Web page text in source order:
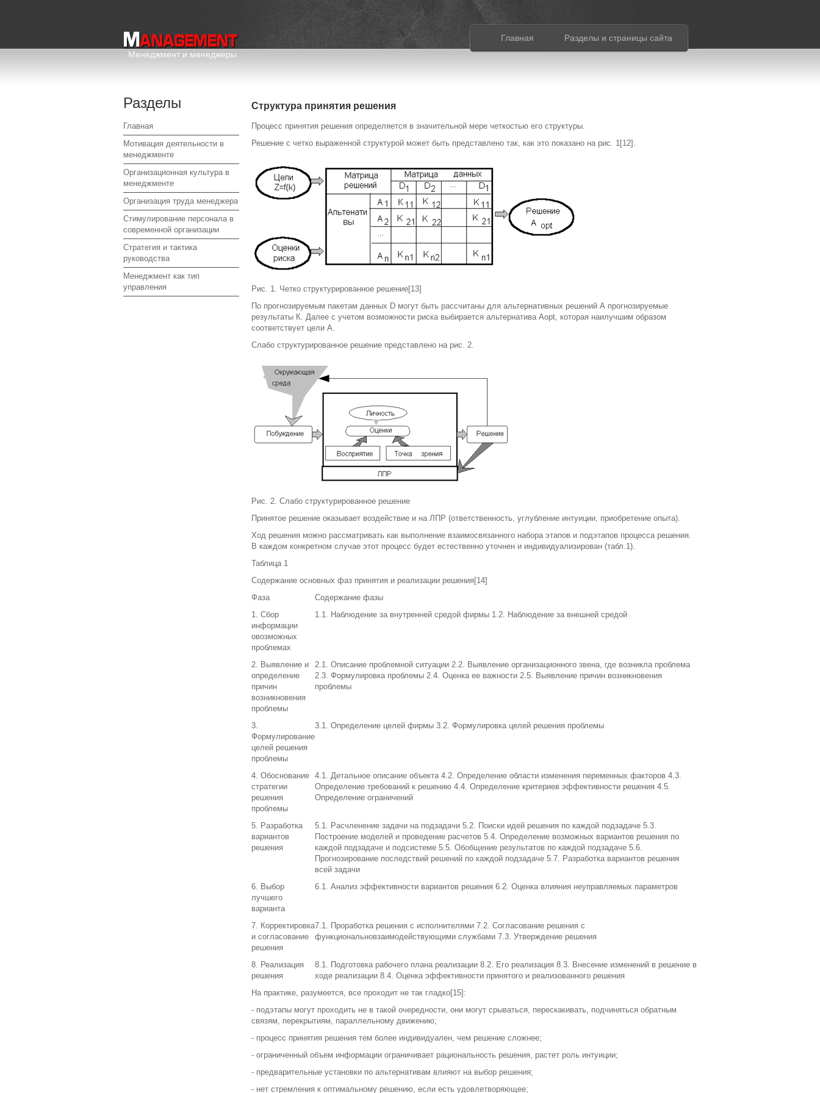
Менеджмент и менеджеры
Главная Разделы и страницы сайта
Разделы
Главная
Мотивация деятельности в
менеджменте
Организационная культура в
менеджменте
Организация труда менеджера
Стимулирование персонала в
современной организации
Стратегия и тактика
руководства
Менеджмент как тип
управления
Структура принятия решения
Процесс принятия решения определяется в значительной мере четкостью его структуры.
Решение с четко выраженной структурой может быть представлено так, как это показано на рис. 1[12].
Рис. 1. Четко структурированное решение[13]
По прогнозируемым пакетам данных D могут быть рассчитаны для альтернативных решений А прогнозируемые
результаты К. Далее с учетом возможности риска выбирается альтернатива Aopt, которая наилучшим образом
соответствует цели А.
Слабо структурированное решение представлено на рис. 2.
Рис. 2. Слабо структурированное решение
Принятое решение оказывает воздействие и на ЛПР (ответственность, углубление интуиции, приобретение опыта).
Ход решения можно рассматривать как выполнение взаимосвязанного набора этапов и подэтапов процесса решения.
В каждом конкретном случае этот процесс будет естественно уточнен и индивидуализирован (табл.1).
Таблица 1
Содержание основных фаз принятия и реализации решения[14]
Фаза
Содержание фазы
1. Сбор
информации
овозможных
проблемах
1.1. Наблюдение за внутренней средой фирмы 1.2. Наблюдение за внешней средой
2. Выявление и
определение
причин
возникновения
проблемы
2.1. Описание проблемной ситуации 2.2. Выявление организационного звена, где возникла проблема
2.3. Формулировка проблемы 2.4. Оценка ее важности 2.5. Выявление причин возникновения
проблемы
3.
Формулирование
целей решения
проблемы
3.1. Определение целей фирмы 3.2. Формулировка целей решения проблемы
4. Обоснование
стратегии
решения
проблемы
4.1. Детальное описание объекта 4.2. Определение области изменения переменных факторов 4.3.
Определение требований к решению 4.4. Определение критериев эффективности решения 4.5.
Определение ограничений
5. Разработка
вариантов
решения
5.1. Расчленение задачи на подзадачи 5.2. Поиски идей решения по каждой подзадаче 5.3.
Построение моделей и проведение расчетов 5.4. Определение возможных вариантов решения по
каждой подзадаче и подсистеме 5.5. Обобщение результатов по каждой подзадаче 5.6.
Прогнозирование последствий решений по каждой подзадаче 5.7. Разработка вариантов решения
всей задачи
6. Выбор
лучшего
варианта
6.1. Анализ эффективности вариантов решения 6.2. Оценка влияния неуправляемых параметров
7. Корректировка
и согласование
решения
7.1. Проработка решения с исполнителями 7.2. Согласование решения с
функциональновзаимодействующими службами 7.3. Утверждение решения
8. Реализация
решения
8.1. Подготовка рабочего плана реализации 8.2. Его реализация 8.3. Внесение изменений в решение в
ходе реализации 8.4. Оценка эффективности принятого и реализованного решения
На практике, разумеется, все проходит не так гладко[15]:
- подэтапы могут проходить не в такой очередности, они могут срываться, перескакивать, подчиняться обратным
связям, перекрытиям, параллельному движению;
- процесс принятия решения тем более индивидуален, чем решение сложнее;
- ограниченный объем информации ограничивает рациональность решения, растет роль интуиции;
- предварительные установки по альтернативам влияют на выбор решения;
- нет стремления к оптимальному решению, если есть удовлетворяющее;